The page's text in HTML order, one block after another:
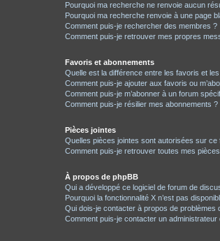
Pourquoi ma recherche ne renvoie aucun
Pourquoi ma recherche renvoie à une page
Comment puis-je rechercher des membres ?
Comment puis-je retrouver mes propres
Favoris et abonnements
Quelle est la différence entre les favoris et
Comment puis-je ajouter aux favoris ou
Comment puis-je m’abonner à un forum
Comment puis-je résilier mes abonnements ?
Pièces jointes
Quelles pièces jointes sont autorisées sur ce
Comment puis-je retrouver toutes mes
À propos de phpBB
Qui a développé ce logiciel de forum de
Pourquoi la fonctionnalité X n’est pas
Qui dois-je contacter à propos de problèmes
Comment puis-je contacter un administrateur